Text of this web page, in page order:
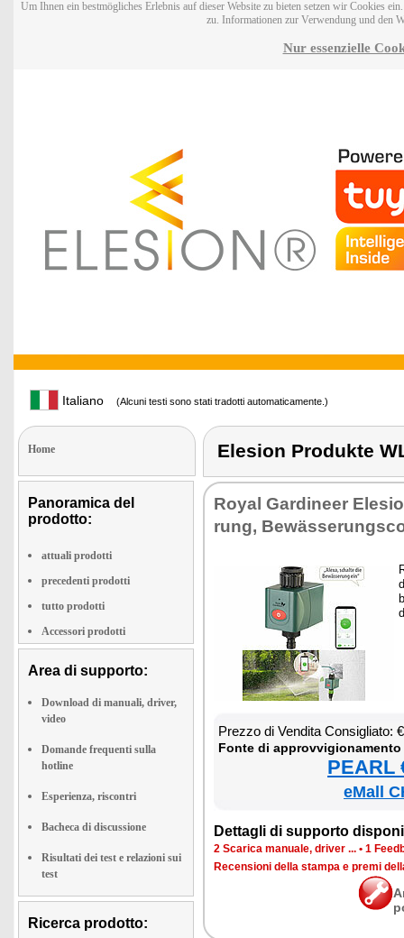
Um Ihnen ein bestmögliches Erlebnis auf dieser Website zu bieten setzen wir Cookies
zu. Informationen zur Verwendung und den
Nur essenzielle
Italiano (Alcuni testi sono stati tradotti automaticamente.)
Home
Panoramica del
prodotto:
attuali prodotti
precedenti prodotti
tutto prodotti
Accessori prodotti
Area di supporto:
Download di manuali, driver,
video
Domande frequenti sulla
hotline
Esperienza, riscontri
Bacheca di discussione
Risultati dei test e relazioni sui
test
Ricerca prodotto:
Elesion Produkte
Royal Gar­di­neer
rung,
Prez­zo di Ven­di­ta Con­si­glia­to:
Fon­te di
PEARL
eMall
Det­ta­gli di sup­por­to
2 Sca­ri­ca ma­nua­le, dri­ver ... • 1
Re­cen­sio­ni del­la stam­pa e pre­mi